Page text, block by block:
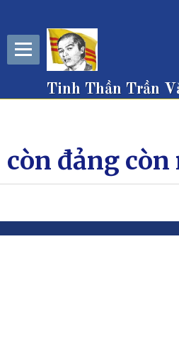
Tinh Thần Trần
còn đảng